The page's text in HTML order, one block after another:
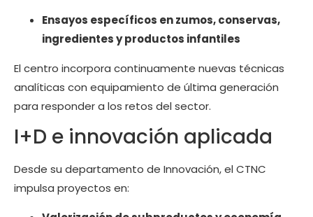
Ensayos específicos en zumos, conservas,
ingredientes y productos infantiles
El centro incorpora continuamente nuevas técnicas
analíticas con equipamiento de última generación
para responder a los retos del sector.
I+D e innovación aplicada
Desde su departamento de Innovación, el CTNC
impulsa proyectos en: